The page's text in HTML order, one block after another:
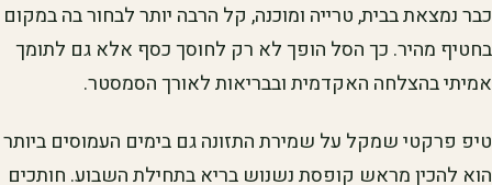
כבר נמצאת בבית, טרייה ומוכנה, קל הרבה יותר לבחור בה במקום
בחטיף מהיר. כך הסל הופך לא רק לחוסך כסף אלא גם לתומך
אמיתי בהצלחה האקדמית ובבריאות לאורך הסמסטר.
טיפ פרקטי שמקל על שמירת התזונה גם בימים העמוסים ביותר
הוא להכין מראש קופסת נשנוש בריא בתחילת השבוע. חותכים